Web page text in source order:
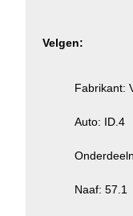
Velgen:
Fabrikant:
Auto: ID.4
Naaf: 57.1